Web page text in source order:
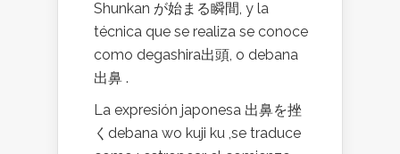
Shunkan が始まる瞬間, y la
técnica que se realiza se conoce
como degashira出頭, o debana
出鼻 .
La expresión japonesa 出鼻を挫
くdebana wo kuji ku ,se traduce